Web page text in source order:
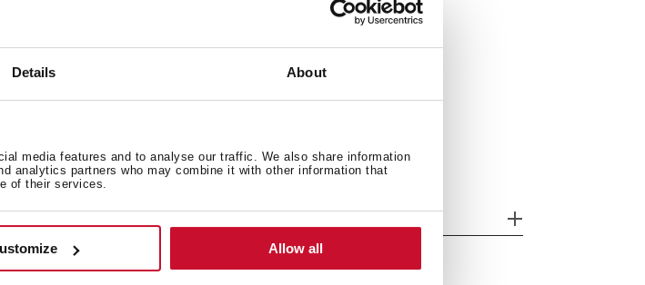
Details About
media features and to analyse our traffic. We also share information
analytics partners who may combine it with other information that
of their services.
Allow all